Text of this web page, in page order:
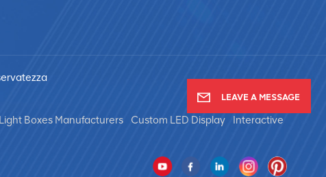
Boxes Manufacturers Custom LED Display
Interactive
LEAVE A MESSAGE